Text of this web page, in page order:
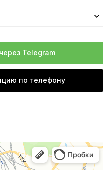
Telegram
по телефону